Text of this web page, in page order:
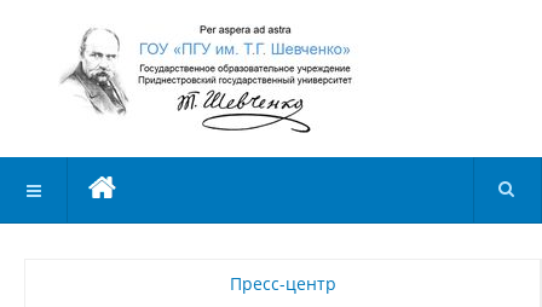
Пресс-центр